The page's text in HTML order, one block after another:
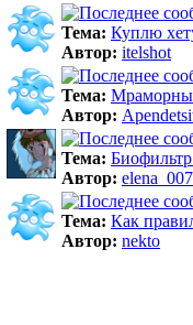
Тема: Куплю
Автор: itelshot
Тема:
Автор:
Тема:
Автор: elena_007
Тема: Как
Автор: nekto